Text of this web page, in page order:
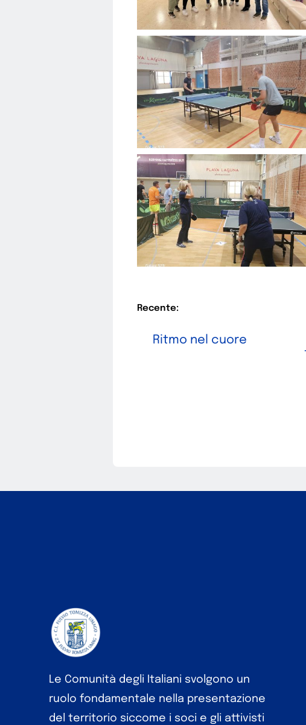
Recente:
Ritmo nel cuore
Le Comunità degli Italiani svolgono un
ruolo fondamentale nella presentazione
del territorio siccome i soci e gli attivisti